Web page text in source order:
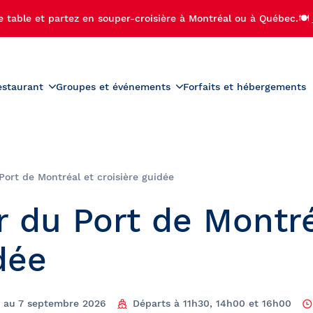
table et partez en souper-croisière à Montréal ou à Québec.🍽️
Carte des boissons
Groupes et événements
Noël
privée avec feux
Sorties de camps de jour
Forfaits et hébergements
de Montréal et croisière guidée
du Port de
7 septembre 2026 Départs à 11h30, 14h00 et 16h00